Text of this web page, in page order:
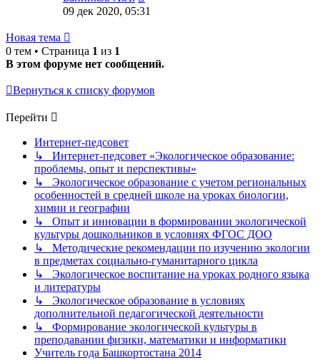
к
09 дек 2020, 05:31
Новая тема
0 тем • Страница 1 из 1
В этом форуме нет сообщений.
Вернуться к списку форумов
Перейти
Интернет-педсовет
↳ Интернет-педсовет «Экологическое образование:
проблемы, опыт и перспективы»
↳ Экологическое образование с учетом региональных
особенностей в средней школе на уроках биологии,
химии и географии
↳ Опыт и инновации в формировании экологической
культуры дошкольников в условиях ФГОС ДОО
↳ Методические рекомендации по изучению экологии
в предметах социально-гуманитарного цикла
↳ Экологическое воспитание на уроках родного языка
и литературы
↳ Экологическое образование в условиях
дополнительной педагогической деятельности
↳ Формирование экологической культуры в
преподавании физики, математики и информатики
Учитель года Башкортостана 2014